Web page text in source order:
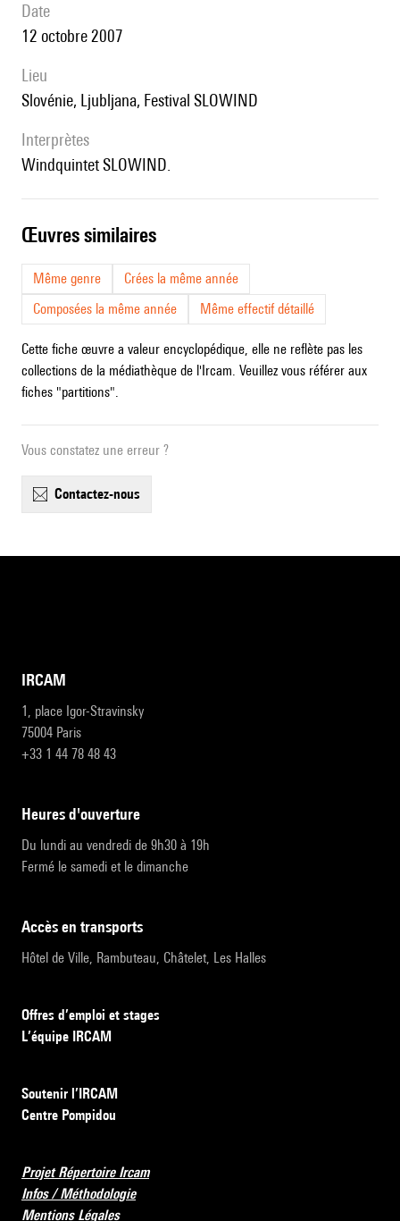
date
12 octobre 2007
lieu
Slovénie, Ljubljana, Festival SLOWIND
interprètes
Windquintet SLOWIND.
œuvres similaires
Même genre
Crées la même année
Composées la même année
Même effectif détaillé
Cette fiche œuvre a valeur encyclopédique, elle ne reflète pas les
collections de la médiathèque de l'Ircam. Veuillez vous référer aux
fiches "partitions".
Vous constatez une erreur ?
contactez-nous
IRCAM
1, place Igor-Stravinsky
75004 Paris
+33 1 44 78 48 43
heures d'ouverture
Du lundi au vendredi de 9h30 à 19h
Fermé le samedi et le dimanche
accès en transports
Hôtel de Ville, Rambuteau, Châtelet, Les Halles
Offres d’emploi et stages
L’équipe IRCAM
Soutenir l’IRCAM
Centre Pompidou
Projet Répertoire Ircam
Infos / Méthodologie
Mentions Légales